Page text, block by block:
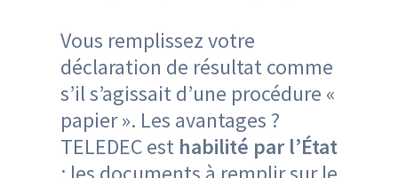
Vous remplissez votre
déclaration de résultat comme
s’il s’agissait d’une procédure «
papier ». Les avantages ?
TELEDEC est habilité par l’État